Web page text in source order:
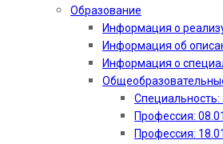
Образование
Информация о
Информация об
Информация о
Профессия:
Профессия: